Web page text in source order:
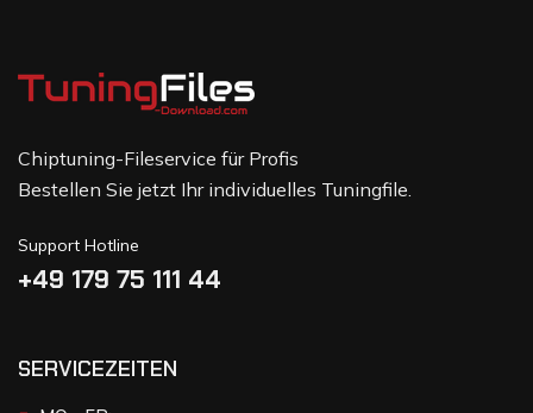
Chiptuning-Fileservice für Profis
Bestellen Sie jetzt Ihr individuelles Tuningfile.
Support Hotline
+49 179 75 111 44
SERVICEZEITEN